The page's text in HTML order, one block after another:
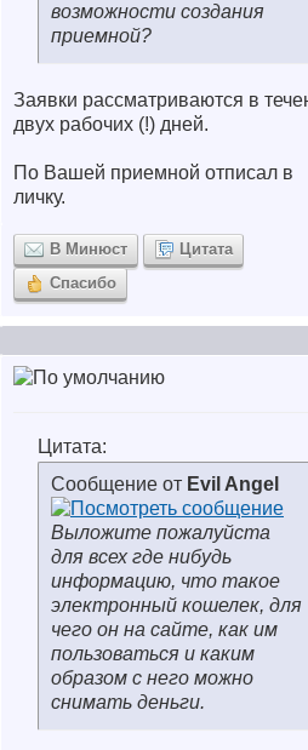
возможности создания
приемной?
Заявки рассматриваются в
двух рабочих (!) дней.
По Вашей приемной отписал в
личку.
В Минюст
Цитата
Спасибо
Цитата:
Сообщение от Evil Angel
Выложите пожалуйста
для всех где нибудь
информацию, что такое
электронный кошелек, для
чего он на сайте, как им
пользоваться и каким
образом с него можно
снимать деньги.